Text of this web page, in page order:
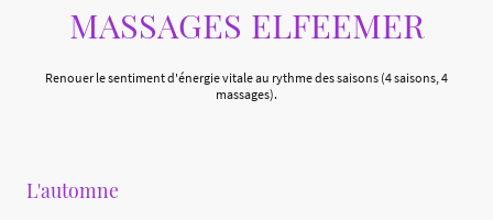
MASSAGES ELFEEMER
Renouer le sentiment d'énergie vitale au rythme des saisons (4 saisons, 4
massages).
L'automne